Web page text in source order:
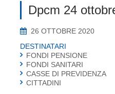
Dpcm 24
26 OTTOBRE 2020
DESTINATARI
FONDI PENSIONE
FONDI SANITARI
CASSE DI PREVIDENZA
CITTADINI